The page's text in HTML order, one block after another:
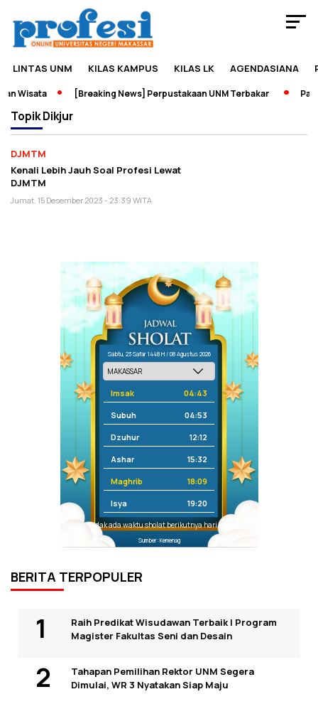
LINTAS UNM KILAS KAMPUS KILAS LK AGENDASIANA
Wisata [Breaking News] Perpustakaan UNM Terbakar
TopikDikjur
DJMTM
Kenali Lebih Jauh Soal Profesi Lewat
DJMTM
Jumat, 15 Desember 2023 - 23:39 WITA
Sabtu, 23 Safar 1448 H / 08 Agustus 2026
Imsak 04:43
Subuh 04:53
Dzuhur 12:12
Ashar 15:32
Maghrib 18:09
Isya 19:20
Tidak ada waktu sholat berikutnya hari ini.
Sumber: Kemenag
BERITA TERPOPULER
Raih Predikat Wisudawan Terbaik I Program
Magister Fakultas Seni dan Desain
Tahapan Pemilihan Rektor UNM Segera
Dimulai, WR 3 Nyatakan Siap Maju